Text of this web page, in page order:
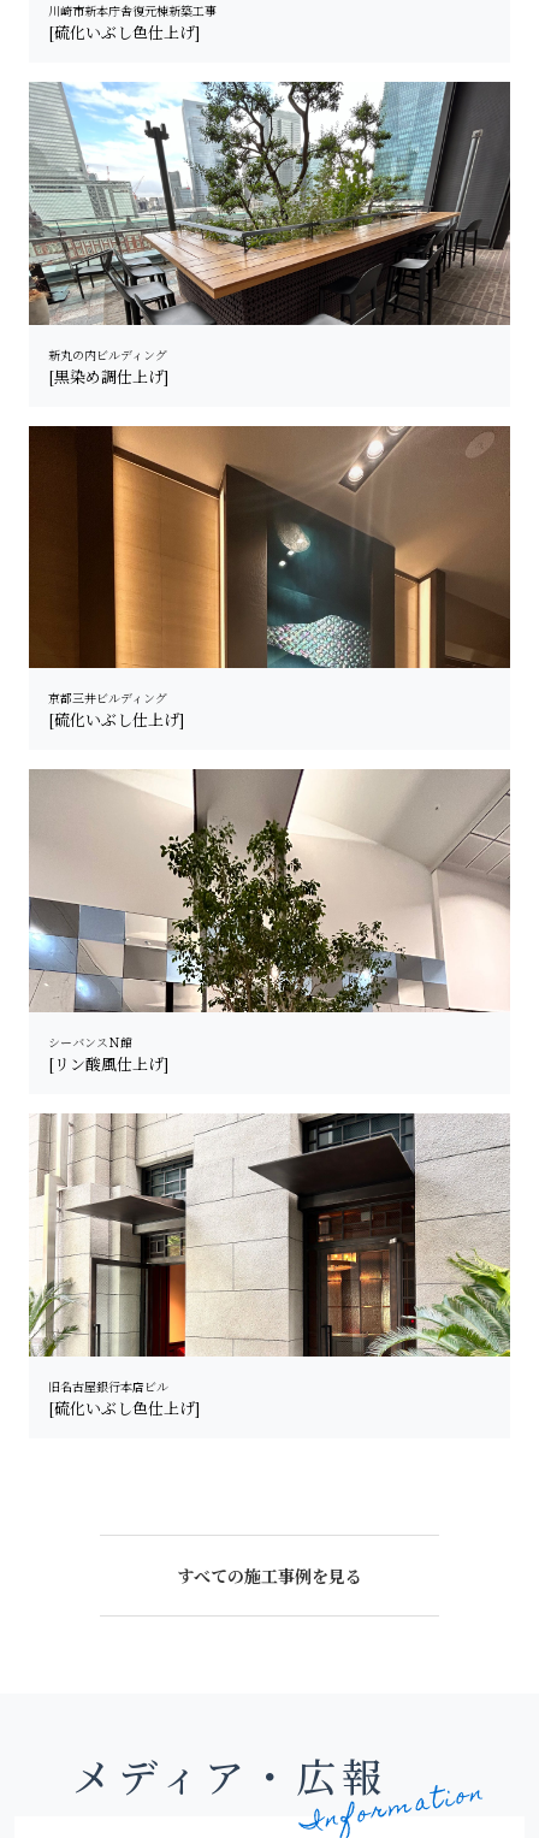
川崎市新本庁舎復元棟新築工事
[硫化いぶし色仕上げ]
新丸の内ビルディング
[黒染め調仕上げ]
京都三井ビルディング
[硫化いぶし仕上げ]
シーバンスＮ館
[リン酸風仕上げ]
旧名古屋銀行本店ビル
[硫化いぶし色仕上げ]
すべての施工事例を見る
メディア・広報